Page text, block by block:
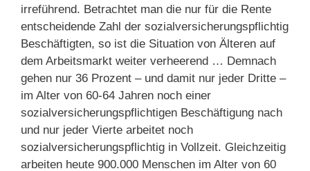
irreführend. Betrachtet man die nur für die Rente
entscheidende Zahl der sozialversicherungspflichtig
Beschäftigten, so ist die Situation von Älteren auf
dem Arbeitsmarkt weiter verheerend … Demnach
gehen nur 36 Prozent – und damit nur jeder Dritte –
im Alter von 60-64 Jahren noch einer
sozialversicherungspflichtigen Beschäftigung nach
und nur jeder Vierte arbeitet noch
sozialversicherungspflichtig in Vollzeit. Gleichzeitig
arbeiten heute 900.000 Menschen im Alter von 60